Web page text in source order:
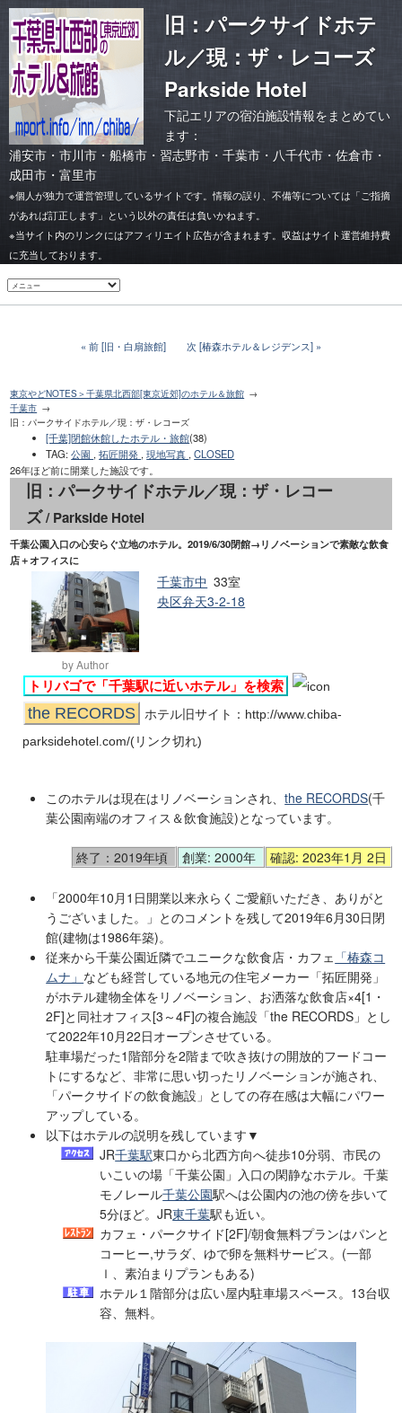
旧：パークサイドホテ
ル／現：ザ・レコーズ
Parkside Hotel
下記エリアの宿泊施設情報をまとめてい
ます：
浦安市 ・ 市川市 ・ 船橋市・習志野市 ・ 千葉市 ・ 八千代市・佐倉市 ・
成田市・富里市
※個人が独力で運営管理しているサイトです。情報の誤り、不備等については「ご指摘
があれば訂正します」という以外の責任は負いかねます。
※当サイト内のリンクにはアフィリエイト広告が含まれます。収益はサイト運営維持費
に充当しております。
前 [旧・白扇旅館] 次 [椿森ホテル＆レジデンス]
東京やどNOTES＞千葉県北西部[東京近郊]のホテル＆旅館
千葉市
旧：パークサイドホテル／現：ザ・レコーズ
[千葉]閉館休館したホテル・旅館(38)
TAG:公園 ,拓匠開発 ,現地写真 ,CLOSED
26年ほど前に開業した施設です。
旧：パークサイドホテル／現：ザ・レコー
ズ/ Parkside Hotel
千葉公園入口の心安らぐ立地のホテル。2019/6/30閉館→リノベーションで素敵な飲食
店＋オフィスに
by Author
33室
千葉市中
央区弁天3-2-18
トリバゴで「千葉駅に近いホテル」を検索
the RECORDS
ホテル旧サイト：http://www.chiba-
parksidehotel.com/(リンク切れ)
このホテルは現在はリノベーションされ、the RECORDS(千
葉公園南端のオフィス＆飲食施設)となっています。
終了：2019年頃 創業: 2000年 確認: 2023年1月 2日
「2000年10月1日開業以来永らくご愛顧いただき、ありがと
うございました。」とのコメントを残して2019年6月30日閉
館(建物は1986年築)。
従来から千葉公園近隣でユニークな飲食店・カフェ 「椿森コ
ムナ」 なども経営している地元の住宅メーカー「拓匠開発」
がホテル建物全体をリノベーション、お洒落な飲食店×4[1・
2F]と同社オフィス[3～4F]の複合施設「the RECORDS」とし
て2022年10月22日オープンさせている。
駐車場だった1階部分を2階まで吹き抜けの開放的フードコー
トにするなど、非常に思い切ったリノベーションが施され、
「パークサイドの飲食施設」としての存在感は大幅にパワー
アップしている。
以下はホテルの説明を残しています▼
JR千葉駅東口から北西方向へ徒歩10分弱、市民の
いこいの場「千葉公園」入口の閑静なホテル。千葉
モノレール千葉公園駅へは公園内の池の傍を歩いて
5分ほど。JR東千葉駅も近い。
カフェ・パークサイド[2F]/朝食無料プランはパンと
コーヒー,サラダ、ゆで卵を無料サービス。(一部
ｌ、素泊まりプランもある)
ホテル１階部分は広い屋内駐車場スペース。13台収
容、無料。